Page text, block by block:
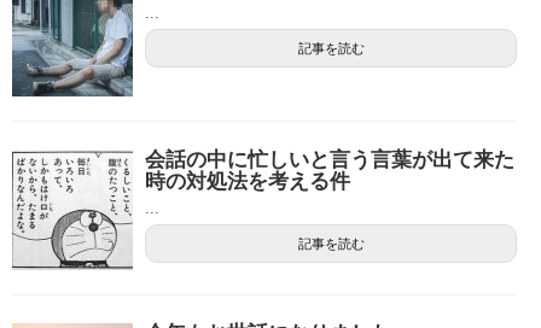
...
記事を読む
会話の中に忙しいと言う言葉が出て来た
時の対処法を考える件
...
記事を読む